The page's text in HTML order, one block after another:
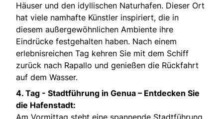
Häuser und den idyllischen Naturhafen. Dieser Ort
hat viele namhafte Künstler inspiriert, die in
diesem außergewöhnlichen Ambiente ihre
Eindrücke festgehalten haben. Nach einem
erlebnisreichen Tag kehren Sie mit dem Schiff
zurück nach Rapallo und genießen die Rückfahrt
auf dem Wasser.
4. Tag - Stadtführung in Genua – Entdecken Sie
die Hafenstadt:
Am Vormittag steht eine spannende Stadtführung